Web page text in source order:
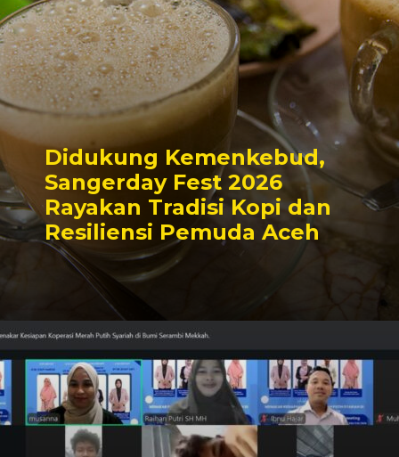
Didukung Kemenkebud,
Sangerday Fest 2026
Rayakan Tradisi Kopi dan
Resiliensi Pemuda Aceh